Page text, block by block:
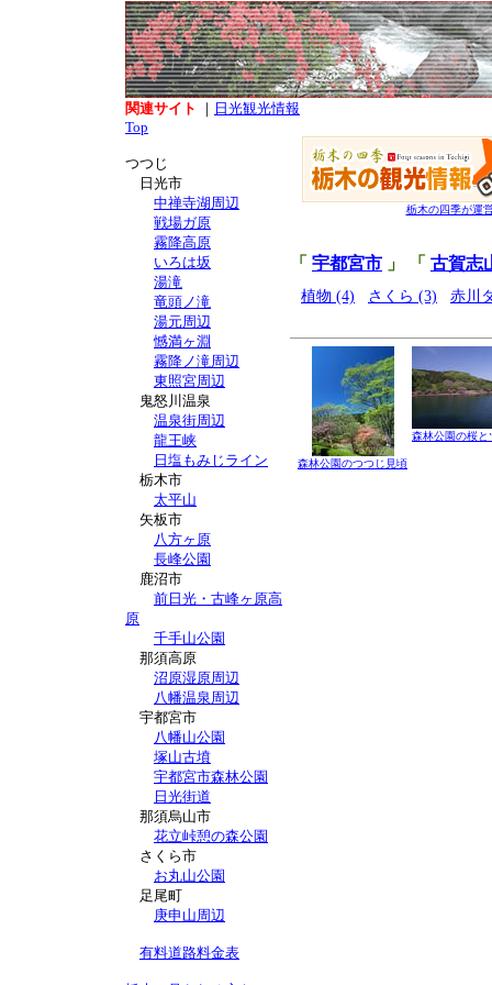
関連サイト ｜ 日光観光情報
Top
つつじ
日光市
中禅寺湖周辺
戦場ガ原
霧降高原
いろは坂
湯滝
竜頭ノ滝
湯元周辺
憾満ヶ淵
霧降ノ滝周辺
東照宮周辺
鬼怒川温泉
温泉街周辺
龍王峡
日塩もみじライン
栃木市
太平山
矢板市
八方ヶ原
長峰公園
鹿沼市
前日光・古峰ヶ原高
原
千手山公園
那須高原
沼原湿原周辺
八幡温泉周辺
宇都宮市
八幡山公園
塚山古墳
宇都宮市森林公園
日光街道
那須烏山市
花立峠憩の森公園
さくら市
お丸山公園
足尾町
庚申山周辺
有料道路料金表
栃木の四季が運
「 宇都宮市 」 「 古賀志
植物 (4) さくら (3) 赤川
森林公園のつつじ見頃
森林公園の桜と